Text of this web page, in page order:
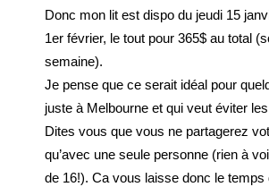
Donc mon lit est dispo du jeudi 15
1er février, le tout pour 365$ au total
semaine).
Je pense que ce serait idéal pour
juste à Melbourne et qui veut éviter
Dites vous que vous ne partagerez
qu’avec une seule personne (rien à
de 16!). Ca vous laisse donc le temps